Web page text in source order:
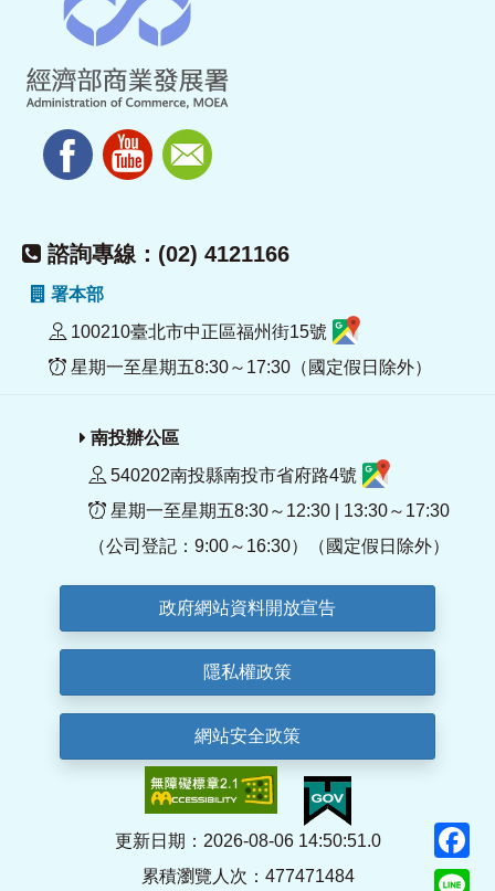
諮詢專線：(02) 4121166
署本部
100210臺北市中正區福州街15號
星期一至星期五8:30～17:30（國定假日除外）
南投辦公區
540202南投縣南投市省府路4號
星期一至星期五8:30～12:30 | 13:30～17:30
（公司登記：9:00～16:30）（國定假日除外）
政府網站資料開放宣告
隱私權政策
網站安全政策
更新日期：2026-08-06 14:50:51.0
累積瀏覽人次：477471484